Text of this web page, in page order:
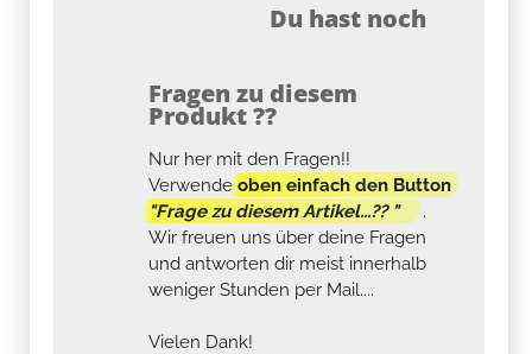
Du hast noch
Fragen zu diesem
Produkt ??
Nur her mit den Fragen!!
Verwendeoben einfach den Button
"Frage zu diesem Artikel...?? "
.
Wir freuen uns über deine Fragen
und antworten dir meist innerhalb
weniger Stunden per Mail....
Vielen Dank!